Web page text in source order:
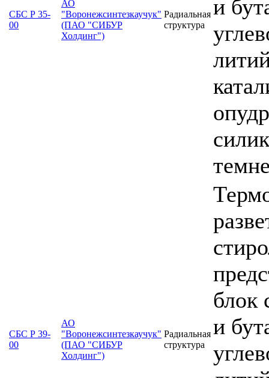
СБС Р 35-
00
АО
"Воронежсинтезкаучук"
(ПАО "СИБУР
Холдинг")
Радиальная
структура
и
СБС Р 39-
00
АО
"Воронежсинтезкаучук"
(ПАО "СИБУР
Холдинг")
Радиальная
структура
блок
и